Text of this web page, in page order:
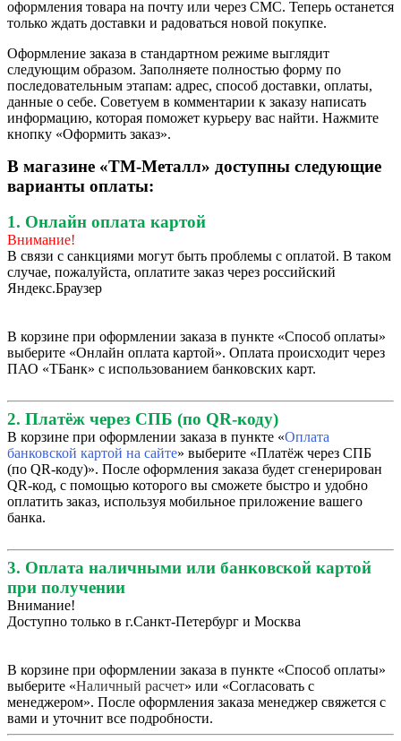
оформления товара на почту или через СМС. Теперь останется
только ждать доставки и радоваться новой покупке.
Оформление заказа в стандартном режиме выглядит
следующим образом. Заполняете полностью форму по
последовательным этапам: адрес, способ доставки, оплаты,
данные о себе. Советуем в комментарии к заказу написать
информацию, которая поможет курьеру вас найти. Нажмите
кнопку «Оформить заказ».
В магазине «ТМ-Металл» доступны следующие
варианты оплаты:
1. Онлайн оплата картой
Внимание!
В связи с санкциями могут быть проблемы с оплатой. В таком
случае, пожалуйста, оплатите заказ через российский
Яндекс.Браузер
В корзине при оформлении заказа в пункте «Способ оплаты»
выберите «Онлайн оплата картой». Оплата происходит через
ПАО «ТБанк» с использованием банковских карт.
2. Платёж через СПБ (по QR-коду)
В корзине при оформлении заказа в пункте «Оплата
банковской картой на сайте» выберите «Платёж через СПБ
(по QR-коду)». После оформления заказа будет сгенерирован
QR-код, с помощью которого вы сможете быстро и удобно
оплатить заказ, используя мобильное приложение вашего
банка.
3. Оплата наличными или банковской картой
при получении
Внимание!
Доступно только в г.Санкт-Петербург и Москва
В корзине при оформлении заказа в пункте «Способ оплаты»
выберите «Наличный расчет» или «Согласовать с
менеджером». После оформления заказа менеджер свяжется с
вами и уточнит все подробности.